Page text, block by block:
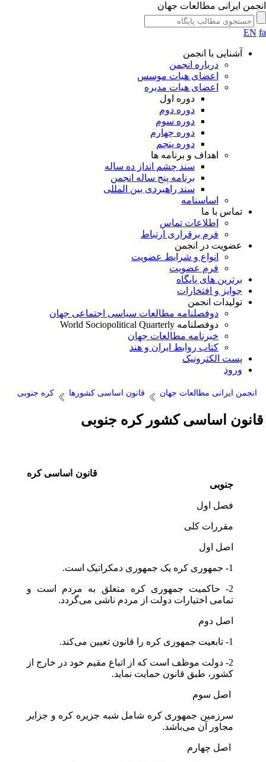
ایرانی مطالعات جهان
EN
آشنایی با انجمن
درباره انجمن
اعضای هیات موسس
اعضای هیات مدیره
دوره اول
دوره دوم
دوره سوم
دوره چهارم
دوره پنجم
اهداف و برنامه ها
سند چشم انداز ده ساله
برنامه پنج ساله انجمن
سند راهبردی بین المللی
اساسنامه
تماس با ما
اطلاعات تماس
فرم برقراری ارتباط
عضویت در انجمن
انواع و شرایط عضویت
فرم عضویت
برترین های پایگاه
جوایز و افتخارات
تولیدات انجمن
دوفصلنامه مطالعات سیاسی اجتماعی جهان
دوفصلنامه World Sociopolitical Quarterly
خبرنامه مطالعات جهان
کتاب روابط ایران و هند
پست الکترونیک
ورود
انجمن ایرانی مطالعات جهان قانون اساسی کشورها کره جنوبی
اساسی کشور کره جنوبی
قانون اساسی کره
جنوبی
فصل اول
مقررات کلی
اصل اول
2- حاکمیت جمهوری کره متعلق به مردم است و
تمامی اختیارات دولت از مردم ناشی می‌گردد.
اصل دوم
2- دولت موظف است که از اتباع مقیم خود در خارج از
کشور، طبق قانون حمایت نماید.
سرزمین جمهوری کره شامل شبه جزیره کره و جزایر
مجاور آن می‌باشد.